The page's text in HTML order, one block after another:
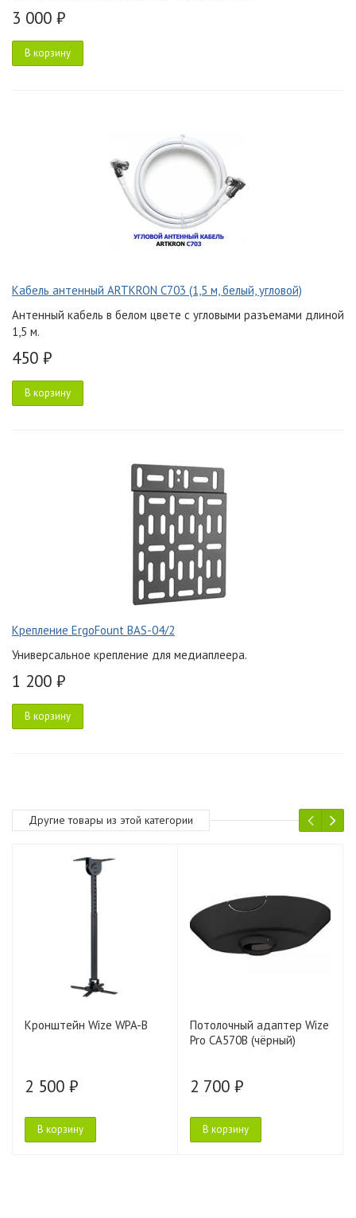
3 000 ₽
В корзину
Кабель антенный ARTKRON C703 (1,5 м, белый, угловой)
Антенный кабель в белом цвете с угловыми разъемами длиной
1,5 м.
450 ₽
В корзину
Крепление ErgoFount BAS-04/2
Универсальное крепление для медиаплеера.
1 200 ₽
В корзину
Другие товары из этой категории
Кронштейн Wize WPA-B
2 500 ₽
В корзину
Потолочный адаптер Wize
Pro CA570B (чёрный)
2 700 ₽
В корзину